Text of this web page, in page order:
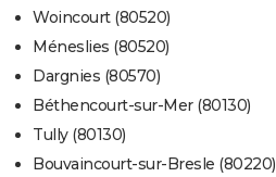
Woincourt (80520)
Méneslies (80520)
Dargnies (80570)
Béthencourt-sur-Mer (80130)
Tully (80130)
Bouvaincourt-sur-Bresle (80220)